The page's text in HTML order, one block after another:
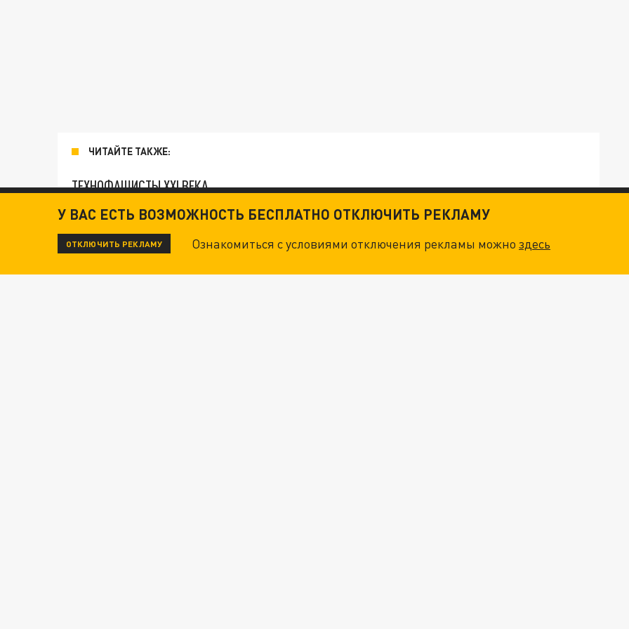
ЧИТАЙТЕ ТАКЖЕ:
ТЕХНОФАШИСТЫ XXI ВЕКА
ДАНЯ С ДАШЕЙ СПАСЛИСЬ ОТ БОЕВИКОВ ВСУ. НО БЕДЫ ДЛЯ МАЛЫШЕЙ НЕ ЗАКОНЧИЛИСЬ
У ВАС ЕСТЬ ВОЗМОЖНОСТЬ БЕСПЛАТНО ОТКЛЮЧИТЬ РЕКЛАМУ
ОТКЛЮЧИТЬ РЕКЛАМУ Ознакомиться с условиями отключения рекламы можноздесь